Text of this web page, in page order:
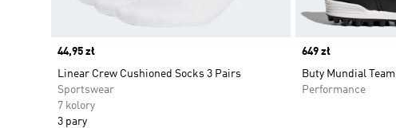
Price
44,95 zł
Linear Crew Cushioned Socks 3 Pairs
Sportswear
7 kolory
3 pary
Price
649 zł
Buty Mundial Team
Performance